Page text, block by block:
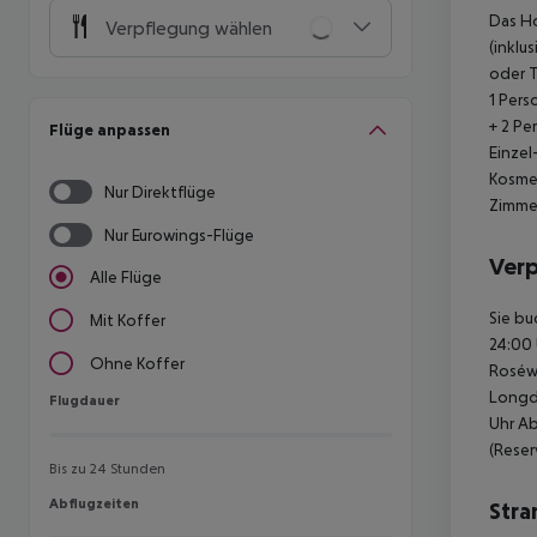
Verpflegung wählen
Flüge anpassen
Nur Direktflüge
Nur Eurowings-Flüge
Alle Flüge
Mit Koffer
Ohne Koffer
Flugdauer
Flugdauer
Bis zu 24 Stunden
Abflugzeiten
Abflugzeiten
Das
oder
1
+ 2
Sie
24:00
Uhr